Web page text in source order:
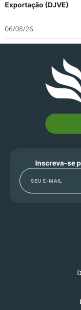
Exportação (DJVE)
06/08/26
Inscreva-se